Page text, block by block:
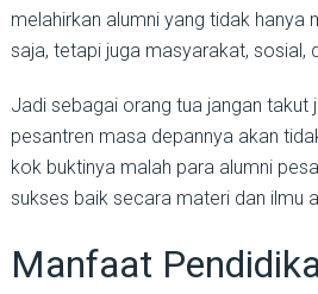
melahirkan alumni yang tidak hanya
saja, tetapi juga masyarakat, sosial,
Jadi sebagai orang tua jangan takut
pesantren masa depannya akan
kok buktinya malah para alumni
sukses baik secara materi dan ilmu
Manfaat